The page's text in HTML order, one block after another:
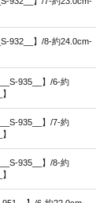
932__】/8-約24.0cm-
935__】/6-約
935__】/7-約
935__】/8-約